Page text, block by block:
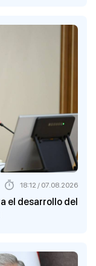
el desarrollo del
18:12 / 07.08.2026